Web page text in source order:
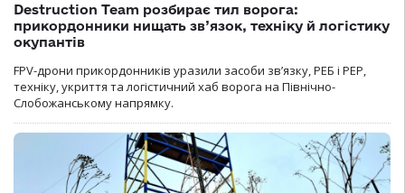
Destruction Team розбирає тил ворога:
прикордонники нищать зв’язок, техніку й логістику
окупантів
FPV-дрони прикордонників уразили засоби зв’язку, РЕБ і РЕР,
техніку, укриття та логістичний хаб ворога на Північно-
Слобожанському напрямку.